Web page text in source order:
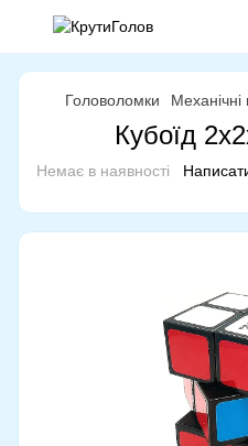
Головоломки
Кубоїд
Немає в наявності